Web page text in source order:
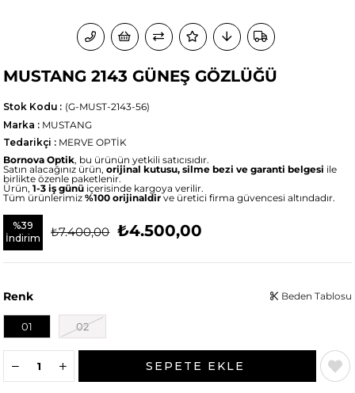
MUSTANG 2143 GÜNEŞ GÖZLÜĞÜ
(G-MUST-2143-56)
Stok Kodu
Marka : MUSTANG
Tedarikçi : MERVE OPTİK
Bornova Optik, bu ürünün yetkili satıcısıdır.
Satın alacağınız ürün,orijinal kutusu, silme bezi ve garanti belgesi ile
birlikte özenle paketlenir.
Ürün,1-3 iş günü içerisinde kargoya verilir.
Tüm ürünlerimiz%100 orijinaldirve üretici firma güvencesi altındadır.
%39
İndirim
₺7.400,00 ₺4.500,00
Renk
01 02
Beden Tablosu